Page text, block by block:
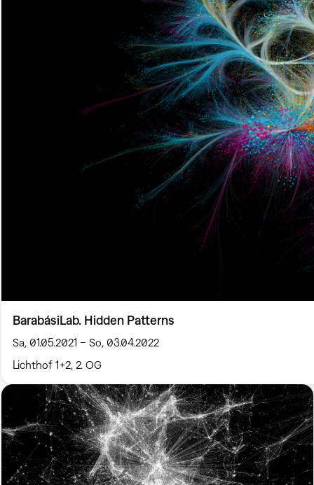
BarabásiLab. Hidden Patterns
Sa, 01.05.2021 – So, 03.04.2022
Lichthof 1+2, 2. OG